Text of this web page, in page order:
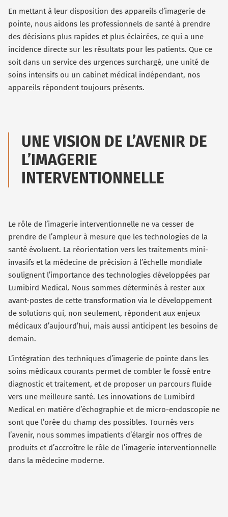
En mettant à leur disposition des appareils d’imagerie de
pointe, nous aidons les professionnels de santé à prendre
des décisions plus rapides et plus éclairées, ce qui a une
incidence directe sur les résultats pour les patients. Que ce
soit dans un service des urgences surchargé, une unité de
soins intensifs ou un cabinet médical indépendant, nos
appareils répondent toujours présents.
UNE VISION DE L’AVENIR DE
L’IMAGERIE
INTERVENTIONNELLE
Le rôle de l’imagerie interventionnelle ne va cesser de
prendre de l’ampleur à mesure que les technologies de la
santé évoluent. La réorientation vers les traitements mini-
invasifs et la médecine de précision à l’échelle mondiale
soulignent l’importance des technologies développées par
Lumibird Medical. Nous sommes déterminés à rester aux
avant-postes de cette transformation via le développement
de solutions qui, non seulement, répondent aux enjeux
médicaux d’aujourd’hui, mais aussi anticipent les besoins de
demain.
L’intégration des techniques d’imagerie de pointe dans les
soins médicaux courants permet de combler le fossé entre
diagnostic et traitement, et de proposer un parcours fluide
vers une meilleure santé. Les innovations de Lumibird
Medical en matière d’échographie et de micro-endoscopie ne
sont que l’orée du champ des possibles. Tournés vers
l’avenir, nous sommes impatients d’élargir nos offres de
produits et d’accroître le rôle de l’imagerie interventionnelle
dans la médecine moderne.